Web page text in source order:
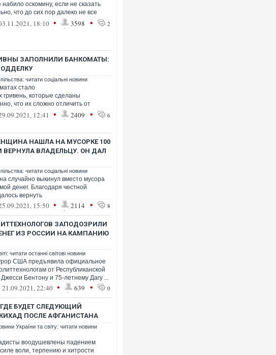
оскомину, если не сказать
что до сих пор далеко не все
18:10 • 3598 • 2
ЗАПОЛНИЛИ БАНКОМАТЫ:
читати соціальні новини
стало
которые сделаны
что их сложно отличить от
12:41 • 2409 • 6
НАШЛА НА МУСОРКЕ 100
ВЕРНУЛА ВЛАДЕЛЬЦУ. ОН ДАЛ
читати соціальні новини
случайно выкинул вместо мусора
денег. Благодаря честной
вернуть
15:50 • 2114 • 8
ЗАПОДОЗРИЛИ
ИЗ РОССИИ НА КАМПАНИЮ
читати останні світові новини
США предъявила официальное
от Республиканской
Бентону и 75-летнему Дагу ...
21.09.2021, 22:40 • 639 • 0
ГДЕ БУДЕТ СЛЕДУЮЩИЙ
ПОСЛЕ АФГАНИСТАНА
України та світу: читати новини
воодушевлены падением
воли, терпению и хитрости
Українські
під час ліквідації
Неймар влаштував